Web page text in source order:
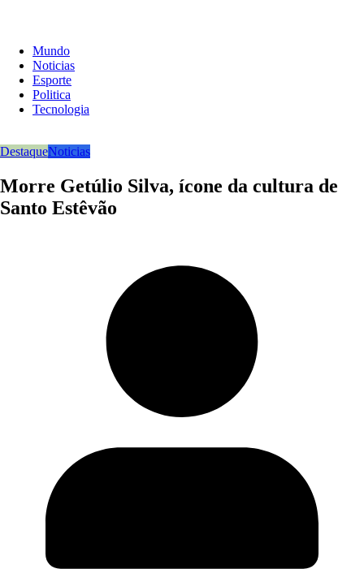
Mundo
Noticias
Esporte
Politica
Tecnologia
DestaqueNoticias
Morre Getúlio Silva, ícone da cultura de
Santo Estêvão